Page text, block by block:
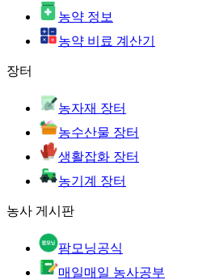
농약 정보
농약 비료 계산기
장터
농자재 장터
농수산물 장터
생활잡화 장터
농기계 장터
농사 게시판
팜모닝공식
매일매일 농사공부